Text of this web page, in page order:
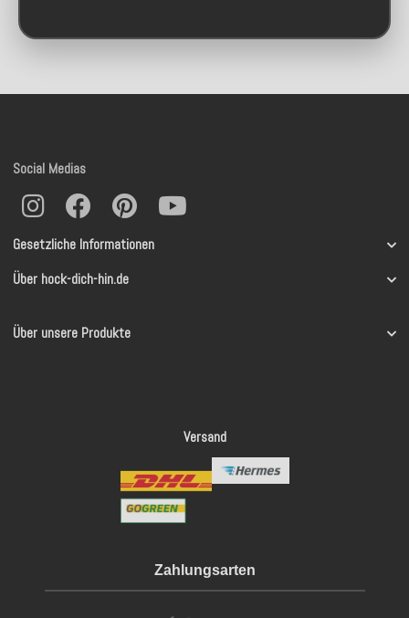
Gesetzliche Informationen
Über hock-dich-hin.de
Über unsere Produkte
Social Medias
Versand
Zahlungsarten